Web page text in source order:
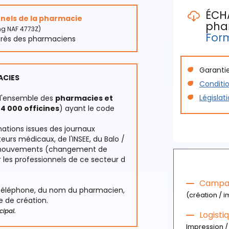
de la pharmacie
NAF 4773Z)
des pharmaciens
des pharmacies et
000 officines) ayant le code
issues des journaux
médicaux, de l'INSEE, du Balo /
(changement de
professionnels de ce secteur d
du nom du pharmacien,
de création.
Les
- La
- Le
-
- Le
- La
-
Les
- La
-
(création /
Impression